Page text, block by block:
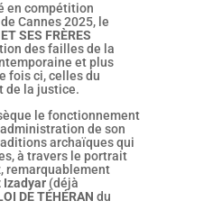
en compétition
Cannes 2025, le
SES FRÈRES
des failles de la
et plus
fois ci, celles du
de la justice.
le fonctionnement
de son
archaïques qui
à travers le portrait
remarquablement
Izadyar(déjà
DE TÉHÉRAN du